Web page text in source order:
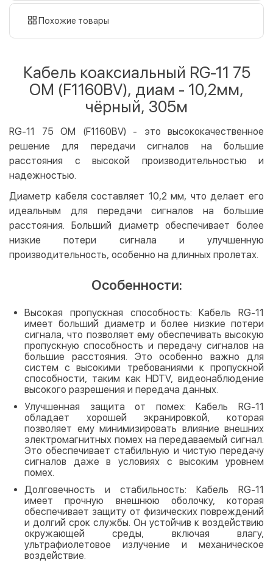
наличными
картой
LiqPay
Apple Pay
Безналичный расчет
Оплата на карту юр.лица
Бесплатно
Кредит
Мгновенная рассрочка (Приватбанк)
Оплата частями (Приватбанк)
Покупка частями (Монобанк)
Похожие товары
Кабель коаксиальный RG-11 75
ОМ (F1160BV), диам - 10,2мм,
чёрный, 305м
RG-11 75 ОМ (F1160BV) - это высококачественное
решение для передачи сигналов на большие
расстояния с высокой производительностью и
надежностью.
Диаметр кабеля составляет 10,2 мм, что делает его
идеальным для передачи сигналов на большие
расстояния. Больший диаметр обеспечивает более
низкие потери сигнала и улучшенную
производительность, особенно на длинных пролетах.
Особенности:
Высокая пропускная способность: Кабель RG-11
имеет больший диаметр и более низкие потери
сигнала, что позволяет ему обеспечивать высокую
пропускную способность и передачу сигналов на
большие расстояния. Это особенно важно для
систем с высокими требованиями к пропускной
способности, таким как HDTV, видеонаблюдение
высокого разрешения и передача данных.
Улучшенная защита от помех: Кабель RG-11
обладает хорошей экранировкой, которая
позволяет ему минимизировать влияние внешних
электромагнитных помех на передаваемый сигнал.
Это обеспечивает стабильную и чистую передачу
сигналов даже в условиях с высоким уровнем
помех.
Долговечность и стабильность: Кабель RG-11
имеет прочную внешнюю оболочку, которая
обеспечивает защиту от физических повреждений
и долгий срок службы. Он устойчив к воздействию
окружающей среды, включая влагу,
ультрафиолетовое излучение и механическое
воздействие.